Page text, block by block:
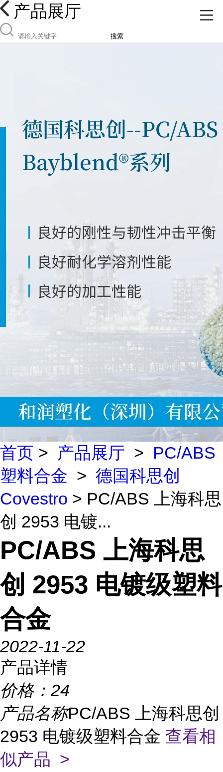
产品展厅
搜索
首页 > 产品展厅 > PC/ABS
塑料合金 > 德国科思创
Covestro > PC/ABS 上海科思
创 2953 电镀...
PC/ABS 上海科思
创 2953 电镀级塑料
合金
2022-11-22
产品详情
价格： 24
产品名称PC/ABS 上海科思创
2953 电镀级塑料合金 查看相
似产品 >